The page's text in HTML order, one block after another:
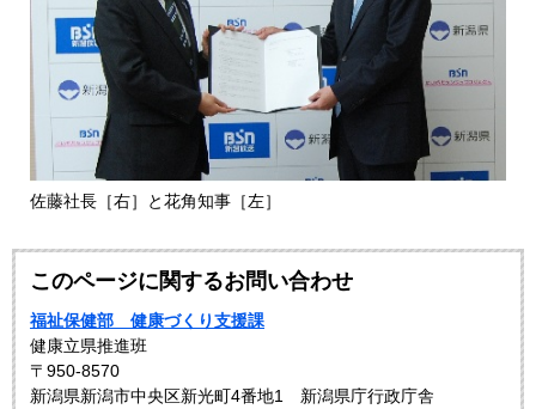
佐藤社長［右］と花角知事［左］
このページに関するお問い合わせ
福祉保健部 健康づくり支援課
健康立県推進班
〒950-8570
新潟県新潟市中央区新光町4番地1 新潟県庁行政庁舎